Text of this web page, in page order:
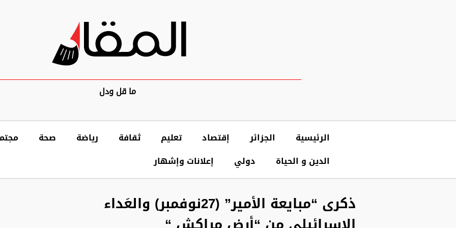
ما قل ودل
الرئيسية الجزائر إقتصاد تعليم ثقافة رياضة صحة
الدين و الحياة
دولي إعلانات وإشهار
ذكرى “مبايعة الأمير” (27نوفمبر) والعَداء